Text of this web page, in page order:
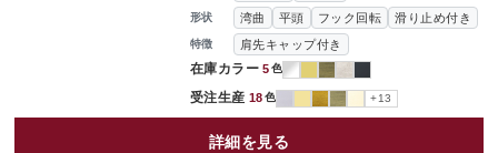
形状 湾曲 平頭 フック回転 滑り止め付き
特徴 肩先キャップ付き
在庫カラー 5色
受注生産 18色 +13
詳細を見る